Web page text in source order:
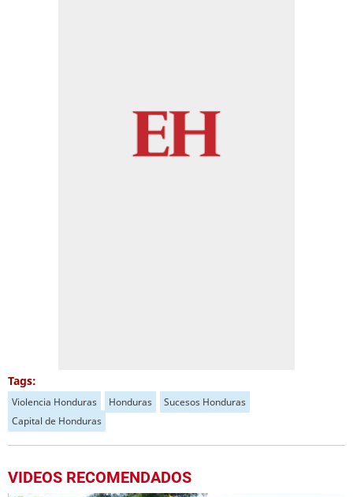
Tags:
Violencia Honduras Honduras
Sucesos Honduras
Capital de Honduras
VIDEOS RECOMENDADOS